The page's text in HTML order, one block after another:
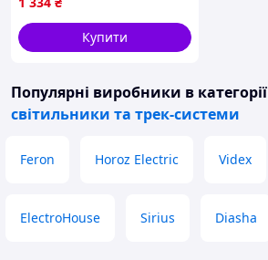
офісів ресторанів MOD58L
DE
Купити
Популярні виробники в категорії
світильники та трек-системи
Feron Horoz Electric Videx
ElectroHouse Sirius Diasha